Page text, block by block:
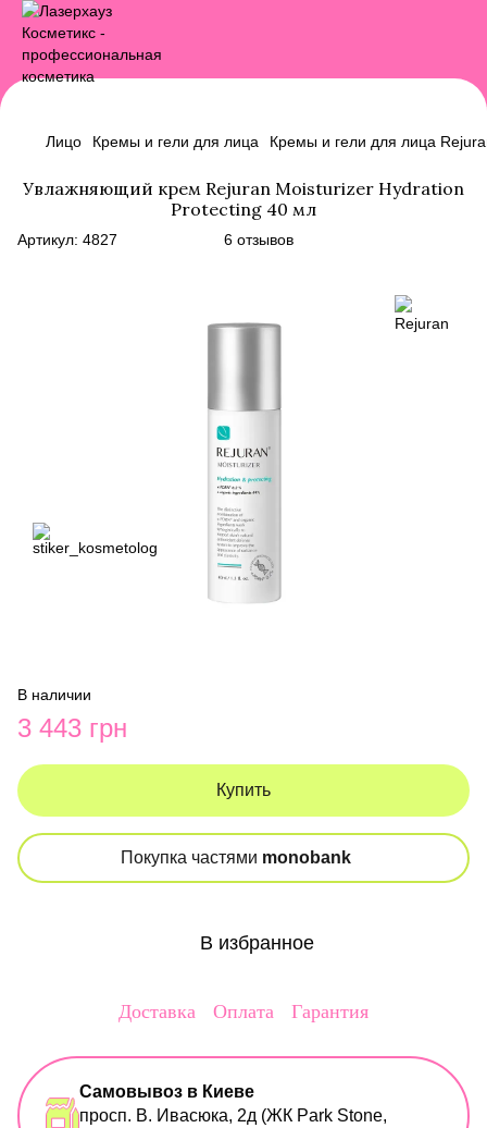
Лицо Кремы и гели для лица Кремы и гели для лица
Увлажняющий крем Rejuran Moisturizer Hydration
Protecting 40 мл
Артикул: 4827 6 отзывов
В наличии
3 443 грн
Купить
Покупка частями monobank
В избранное
Доставка Оплата Гарантия
Самовывоз в Киеве
просп. В. Ивасюка, 2д (ЖК Park Stone,